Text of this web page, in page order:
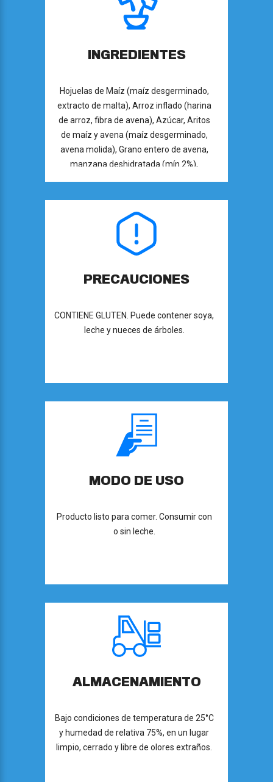
INGREDIENTES
Hojuelas de Maíz (maíz desgerminado,
extracto de malta), Arroz inflado (harina
de arroz, fibra de avena), Azúcar, Aritos
de maíz y avena (maíz desgerminado,
avena molida), Grano entero de avena,
manzana deshidratada (mín.2%),
nicotinamida, vitamina A como palmitato,
hierro, pantotenato de calcio, vitamina
D3, clorhidrato de piridoxina, vitamina
ácido fólico), sabor natural y artificial,
(antioxidante).
PRECAUCIONES
CONTIENE GLUTEN. Puede contener soya,
leche y nueces de árboles.
MODO DE USO
Producto listo para comer. Consumir con
o sin leche.
ALMACENAMIENTO
Bajo condiciones de temperatura de 25°C
y humedad de relativa 75%, en un lugar
limpio, cerrado y libre de olores extraños.